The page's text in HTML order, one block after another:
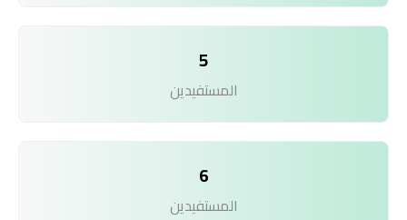
5
المستفيدين
6
المستفيدين